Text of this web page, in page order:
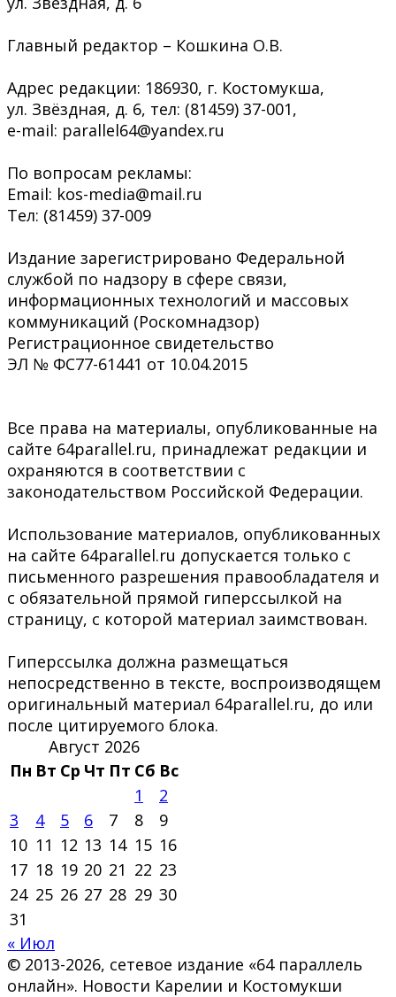
Главный редактор – Кошкина О.В.
Адрес редакции: 186930, г. Костомукша,
ул. Звёздная, д. 6, тел: (81459) 37-001,
e-mail: parallel64@yandex.ru
По вопросам рекламы:
Email: kos-media@mail.ru
Тел: (81459) 37-009
Издание зарегистрировано Федеральной
службой по надзору в сфере связи,
информационных технологий и массовых
коммуникаций (Роскомнадзор)
Регистрационное свидетельство
ЭЛ № ФС77-61441 от 10.04.2015
Все права на материалы, опубликованные на
сайте 64parallel.ru, принадлежат редакции и
охраняются в соответствии с
законодательством Российской Федерации.
Использование материалов, опубликованных
на сайте 64parallel.ru допускается только с
письменного разрешения правообладателя и
с обязательной прямой гиперссылкой на
страницу, с которой материал заимствован.
Гиперссылка должна размещаться
непосредственно в тексте, воспроизводящем
оригинальный материал 64parallel.ru, до или
после цитируемого блока.
Август 2026
Пн Вт Ср Чт Пт Сб Вс
1
2
3
4 5 6 7 8
9
10 11 12 13 14 15 16
17 18 19 20 21 22 23
24 25 26 27 28 29 30
31
« Июл
© 2013-2026, сетевое издание «64 параллель
онлайн». Новости Карелии и Костомукши